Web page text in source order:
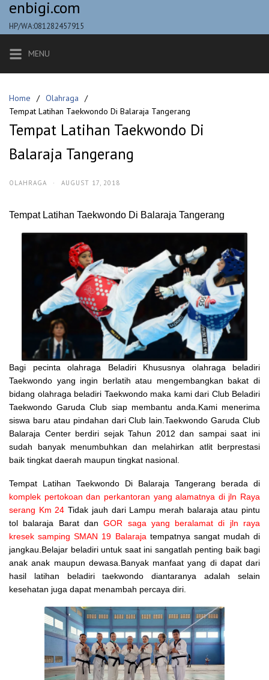
Skip
content
enbigi.com
HP/WA:081282457915
MENU
Home
Olahraga
Tempat Latihan Taekwondo Di Balaraja Tangerang
Tempat Latihan Taekwondo Di
Balaraja Tangerang
OLAHRAGA · AUGUST 17, 2018
Tempat Latihan Taekwondo Di Balaraja Tangerang
Bagi pecinta olahraga Beladiri Khususnya olahraga beladiri
Taekwondo yang ingin berlatih atau mengembangkan bakat di
bidang olahraga beladiri Taekwondo maka kami dari Club Beladiri
Taekwondo Garuda Club siap membantu anda.Kami menerima
siswa baru atau pindahan dari Club lain.Taekwondo Garuda Club
Balaraja Center berdiri sejak Tahun 2012 dan sampai saat ini
sudah banyak menumbuhkan dan melahirkan atlit berprestasi
baik tingkat daerah maupun tingkat nasional.
Tempat Latihan Taekwondo Di Balaraja Tangerang berada di
komplek pertokoan dan perkantoran yang alamatnya di jln Raya
serang Km 24 Tidak jauh dari Lampu merah balaraja atau pintu
tol balaraja Barat danGOR saga yang beralamat di jln raya
kresek samping SMAN 19 Balarajatempatnya sangat mudah di
jangkau.Belajar beladiri untuk saat ini sangatlah penting baik bagi
anak anak maupun dewasa.Banyak manfaat yang di dapat dari
hasil latihan beladiri taekwondo diantaranya adalah selain
kesehatan juga dapat menambah percaya diri.